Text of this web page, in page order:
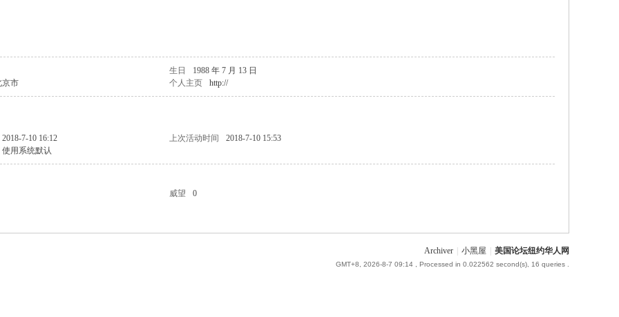
生日
1988 年 7 月 13 日
京市
个人主页 http://
2018-7-10 16:12 上次活动时间
2018-7-10 15:53
使用系统默认
威望 0
Archiver 小黑屋 美国论坛纽约华人网
GMT+8, 2026-8-7 09:14 , Processed in 0.022562 second(s), 16 queries .